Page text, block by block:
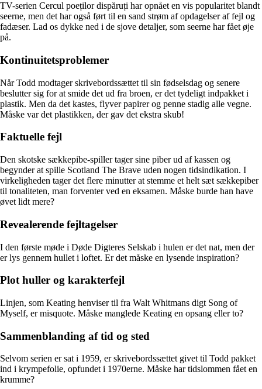
TV-serien Cercul poeților dispăruți har opnået en vis popularitet blandt
seerne, men det har også ført til en sand strøm af opdagelser af fejl og
fadæser. Lad os dykke ned i de sjove detaljer, som seerne har fået øje
på.
Kontinuitetsproblemer
Når Todd modtager skrivebordssættet til sin fødselsdag og senere
beslutter sig for at smide det ud fra broen, er det tydeligt indpakket i
plastik. Men da det kastes, flyver papirer og penne stadig alle vegne.
Måske var det plastikken, der gav det ekstra skub!
Faktuelle fejl
Den skotske sækkepibe-spiller tager sine piber ud af kassen og
begynder at spille Scotland The Brave uden nogen tidsindikation. I
virkeligheden tager det flere minutter at stemme et helt sæt sækkepiber
til tonaliteten, man forventer ved en eksamen. Måske burde han have
øvet lidt mere?
Revealerende fejltagelser
I den første møde i Døde Digteres Selskab i hulen er det nat, men der
er lys gennem hullet i loftet. Er det måske en lysende inspiration?
Plot huller og karakterfejl
Linjen, som Keating henviser til fra Walt Whitmans digt Song of
Myself, er misquote. Måske manglede Keating en opsang eller to?
Sammenblanding af tid og sted
Selvom serien er sat i 1959, er skrivebordssættet givet til Todd pakket
ind i krympefolie, opfundet i 1970erne. Måske har tidslommen fået en
krumme?